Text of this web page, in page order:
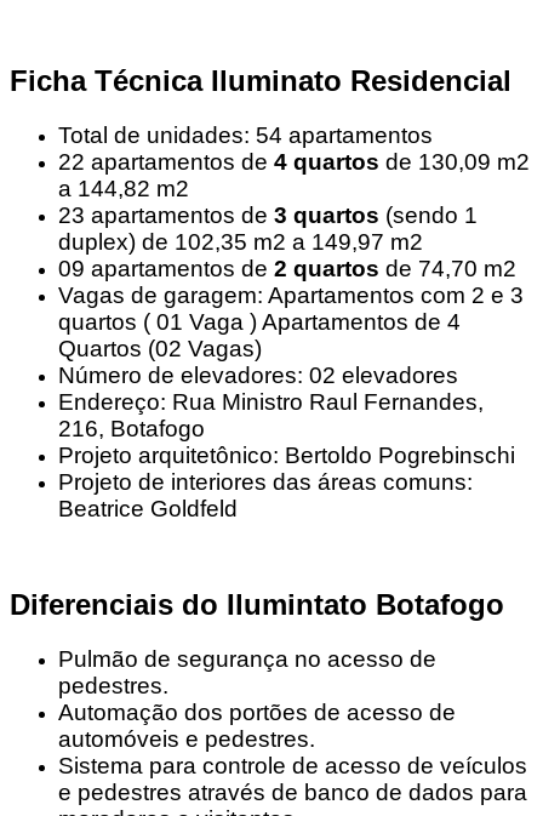
Ficha Técnica Iluminato Residencial
Total de unidades: 54 apartamentos
22 apartamentos de 4 quartos de 130,09 m2
a 144,82 m2
23 apartamentos de 3 quartos (sendo 1
duplex) de 102,35 m2 a 149,97 m2
09 apartamentos de 2 quartos de 74,70 m2
Vagas de garagem: Apartamentos com 2 e 3
quartos ( 01 Vaga ) Apartamentos de 4
Quartos (02 Vagas)
Número de elevadores: 02 elevadores
Endereço: Rua Ministro Raul Fernandes,
216, Botafogo
Projeto arquitetônico: Bertoldo Pogrebinschi
Projeto de interiores das áreas comuns:
Beatrice Goldfeld
Diferenciais do Ilumintato Botafogo
Pulmão de segurança no acesso de
pedestres.
Automação dos portões de acesso de
automóveis e pedestres.
Sistema para controle de acesso de veículos
e pedestres através de banco de dados para